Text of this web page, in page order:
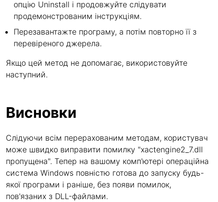
опцію Uninstall і продовжуйте слідувати
продемонстрованим інструкціям.
Перезавантажте програму, а потім повторно її з
перевіреного джерела.
Якщо цей метод не допомагає, використовуйте
наступний.
Висновки
Слідуючи всім перерахованим методам, користувач
може швидко виправити помилку "xactengine2_7.dll
пропущена". Тепер на вашому комп'ютері операційна
система Windows повністю готова до запуску будь-
якої програми і раніше, без появи помилок,
пов'язаних з DLL-файлами.